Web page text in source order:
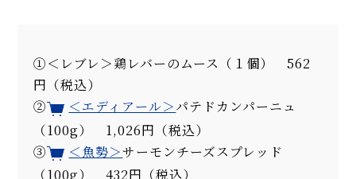
①＜レブレ＞鶏レバーのムース（１個） 562
円（税込）
②
＜エディアール＞パテドカンパーニュ
（100g） 1,026円（税込）
③
＜魚勢＞サーモンチーズスプレッド
（100g） 432円（税込）